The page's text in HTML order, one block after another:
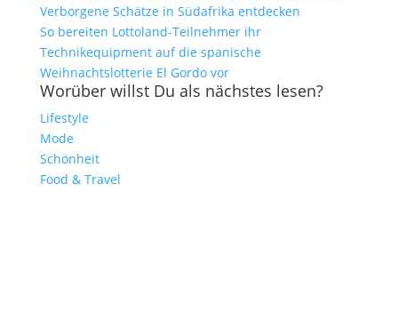
Verborgene Schätze in Südafrika entdecken
So bereiten Lottoland-Teilnehmer ihr
Technikequipment auf die spanische
Weihnachtslotterie El Gordo vor
Worüber willst Du als nächstes lesen?
Lifestyle
Mode
Schönheit
Food & Travel